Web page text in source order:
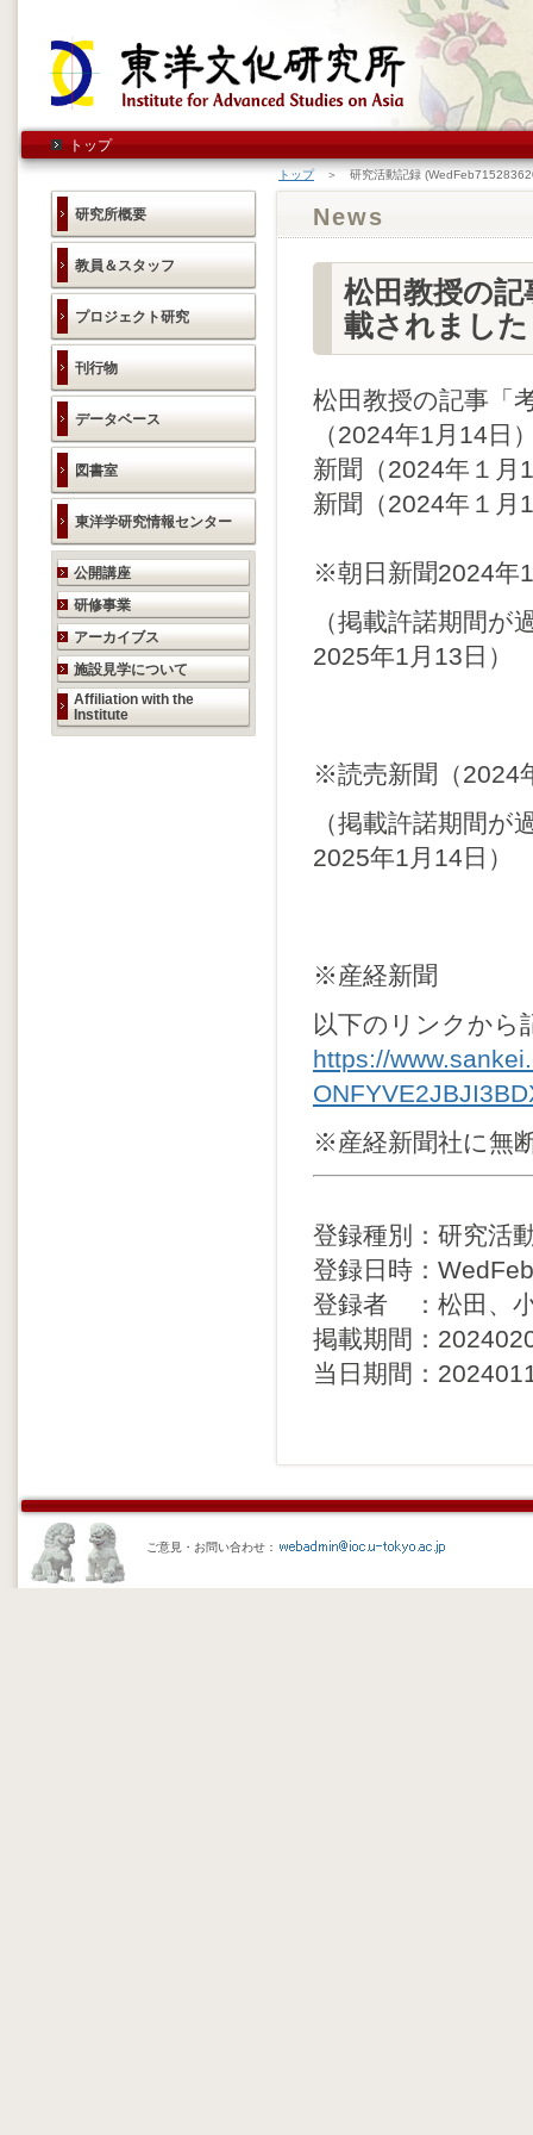
トップ
研究所概要
教員＆スタッフ
プロジェクト研究
刊行物
データベース
図書室
東洋学研究情報センター
研究活動のご案内
公開講座
研修事業
アーカイブス
施設見学について
Affiliation with the
Institute
トップ＞ 研究活動記録
News
松田教授の
載されました
松田教授の記事「
（2024年1月14日
新聞（2024年１月
新聞（2024年１月
※朝日新聞2024年
（掲載許諾期間
2025年1月13日）
※読売新聞（2024
（掲載許諾期間
2025年1月14日）
※産経新聞
以下のリンクから
https://
※産経新聞社に無
登録種別：研究活
登録日時：
登録者 ：松田、
掲載期間：
当日期間：
ご意見・お問い合わせ：